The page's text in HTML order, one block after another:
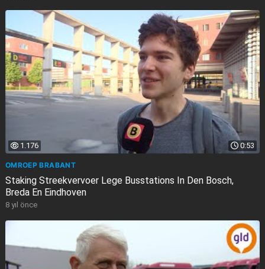
0:53
1.176
OMROEP BRABANT
Staking Streekvervoer Lege Busstations In Den Bosch,
Breda En Eindhoven
8 yıl önce